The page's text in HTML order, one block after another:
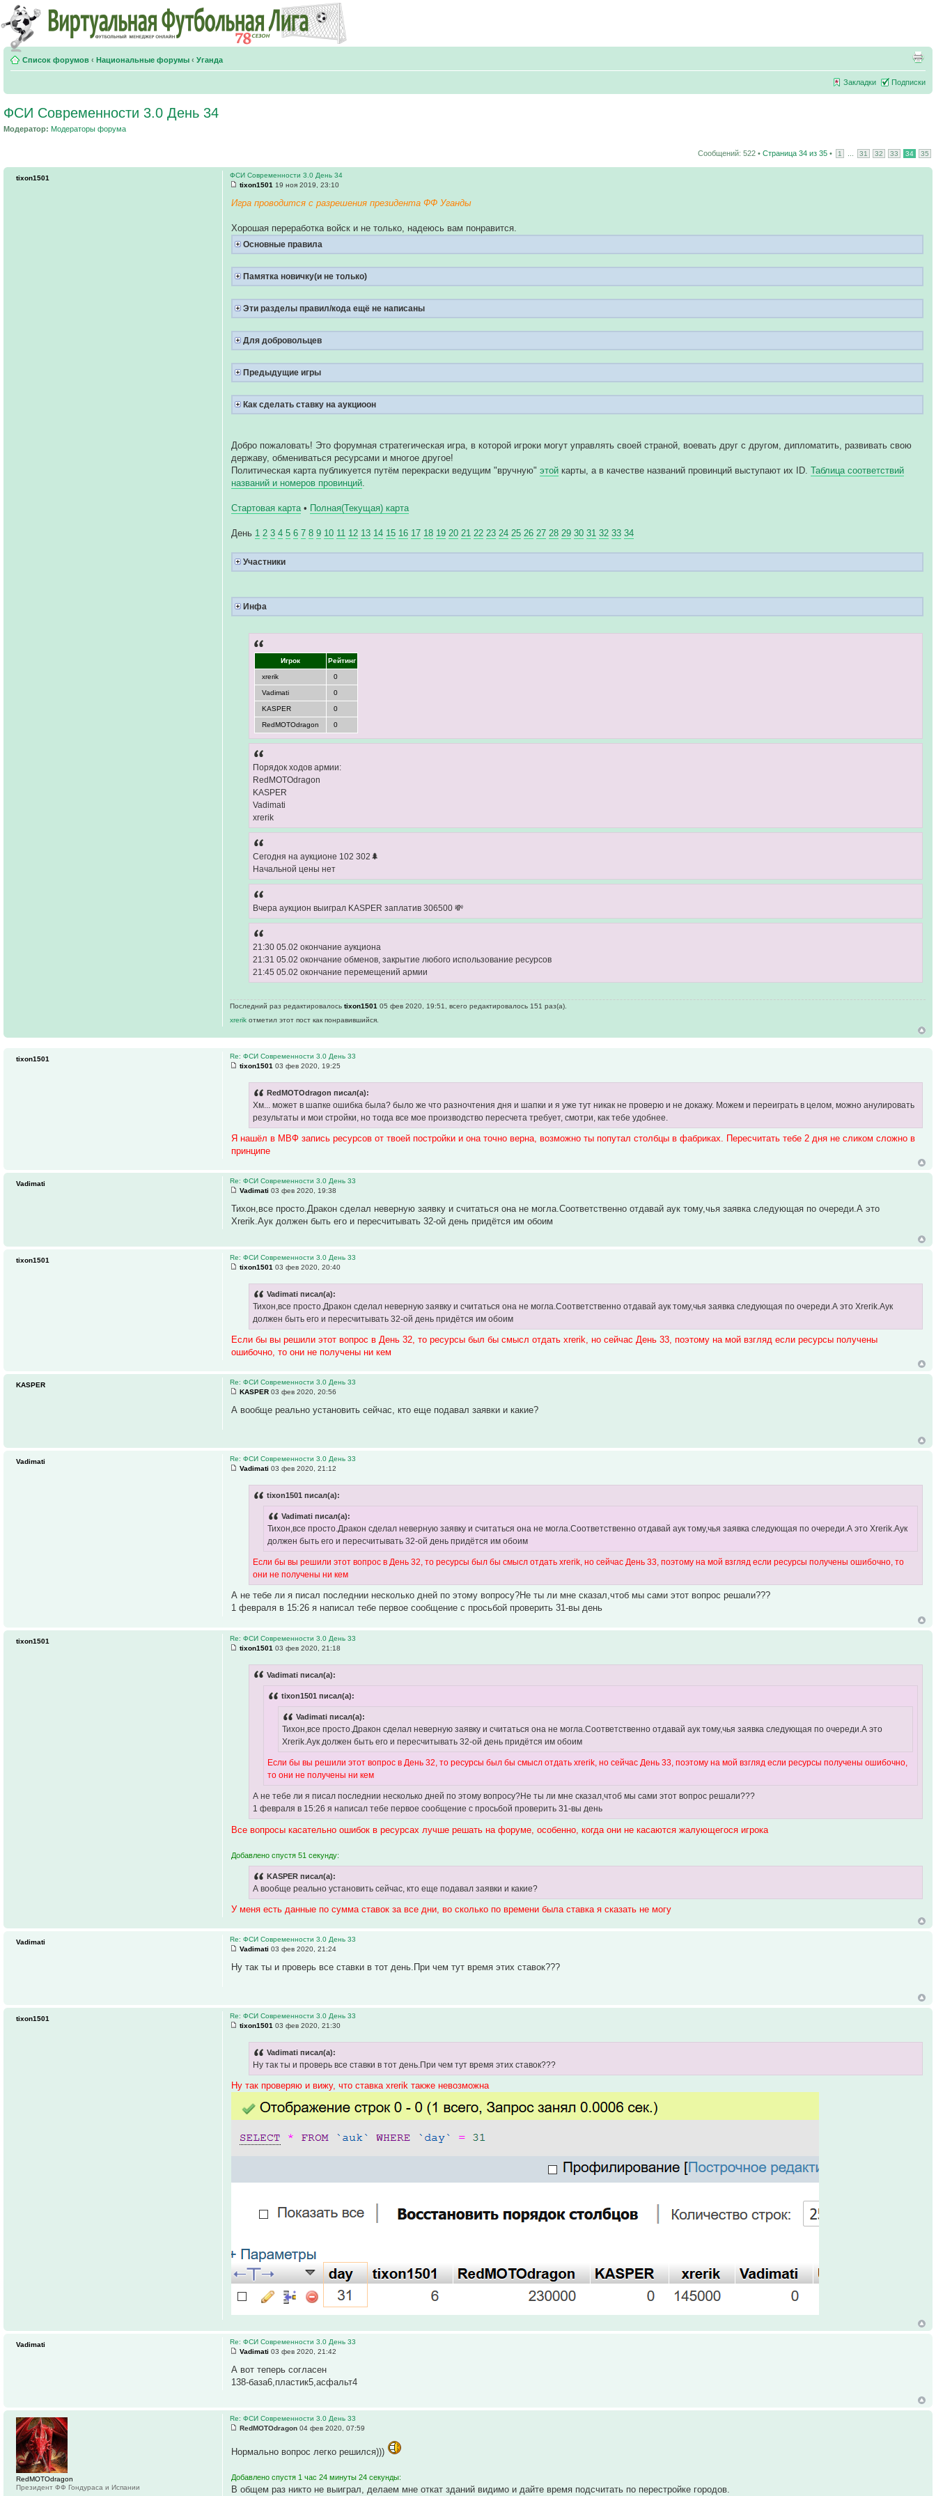
Список форумов ‹ Национальные форумы ‹ Уганда
Закладки Подписки
ФСИ Современности 3.0 День 34
Модератор: Модераторы форума
Сообщений: 522 • Страница 34 из 35 • 1 31 32 33 34 35
ФСИ Современности 3.0 День 34
tixon1501 19 ноя 2019, 23:10
Игра проводится с разрешения президента ФФ Уганды
Хорошая переработка войск и не только, надеюсь вам понравится.
Основные правила
Памятка новичку(и не только)
Эти разделы правил/кода ещё не написаны
Для добровольцев
Предыдущие игры
Как сделать ставку на аукциоон
Добро пожаловать! Это форумная стратегическая игра, в которой игроки могут управлять своей страной, воевать друг с другом, дипломатить, развивать свою
державу, обмениваться ресурсами и многое другое!
Политическая карта публикуется путём перекраски ведущим "вручную"этой карты, а в качестве названий провинций выступают их ID.Таблица соответствий
названий и номеров провинций
Стартовая карта • Полная(Текущая) карта
День 1 2 3 4 5 6 7 8 9 10 11 12 13 14 15 16 17 18 19 20 21 22 23 24 25 26 27 28 29 30 31 32 33 34
Участники
Инфа
Игрок Рейтинг
xrerik 0
Vadimati 0
KASPER 0
RedMOTOdragon 0
Порядок ходов армии:
RedMOTOdragon
KASPER
Vadimati
xrerik
Сегодня на аукционе 102 302🌲
Начальной цены нет
Вчера аукцион выиграл KASPER заплатив 306500 💸
21:30 05.02 окончание аукциона
21:31 05.02 окончание обменов, закрытие любого использование ресурсов
21:45 05.02 окончание перемещений армии
Последний раз редактировалосьtixon1501 05 фев 2020, 19:51, всего редактировалось 151 раз(а).
xrerikотметил этот пост как понравившийся.
tixon1501
Re: ФСИ Современности 3.0 День 33
tixon1501 03 фев 2020, 19:25
RedMOTOdragon писал(а):
Хм... может в шапке ошибка была? было же что разночтения дня и шапки и я уже тут никак не проверю и не докажу. Можем и переиграть в целом, можно анулировать
результаты и мои стройки, но тогда все мое производство пересчета требует, смотри, как тебе удобнее.
Я нашёл в МВФ запись ресурсов от твоей постройки и она точно верна, возможно ты попутал столбцы в фабриках. Пересчитать тебе 2 дня не сликом сложно в
принципе
tixon1501
Re: ФСИ Современности 3.0 День 33
Vadimati 03 фев 2020, 19:38
Тихон,все просто.Дракон сделал неверную заявку и считаться она не могла.Соответственно отдавай аук тому,чья заявка следующая по очереди.А это
Xrerik.Аук должен быть его и пересчитывать 32-ой день придётся им обоим
Vadimati
Re: ФСИ Современности 3.0 День 33
tixon1501 03 фев 2020, 20:40
Vadimati писал(а):
Тихон,все просто.Дракон сделал неверную заявку и считаться она не могла.Соответственно отдавай аук тому,чья заявка следующая по очереди.А это Xrerik.Аук
должен быть его и пересчитывать 32-ой день придётся им обоим
Если бы вы решили этот вопрос в День 32, то ресурсы был бы смысл отдать xrerik, но сейчас День 33, поэтому на мой взгляд если ресурсы получены
ошибочно, то они не получены ни кем
tixon1501
Re: ФСИ Современности 3.0 День 33
KASPER 03 фев 2020, 20:56
А вообще реально установить сейчас, кто еще подавал заявки и какие?
KASPER
Re: ФСИ Современности 3.0 День 33
Vadimati 03 фев 2020, 21:12
tixon1501 писал(а):
Vadimati писал(а):
Тихон,все просто.Дракон сделал неверную заявку и считаться она не могла.Соответственно отдавай аук тому,чья заявка следующая по очереди.А это Xrerik.Аук
должен быть его и пересчитывать 32-ой день придётся им обоим
Если бы вы решили этот вопрос в День 32, то ресурсы был бы смысл отдать xrerik, но сейчас День 33, поэтому на мой взгляд если ресурсы получены ошибочно, то
они не получены ни кем
А не тебе ли я писал последнии несколько дней по этому вопросу?Не ты ли мне сказал,чтоб мы сами этот вопрос решали???
1 февраля в 15:26 я написал тебе первое сообщение с просьбой проверить 31-вы день
Vadimati
Re: ФСИ Современности 3.0 День 33
tixon1501 03 фев 2020, 21:18
Vadimati писал(а):
tixon1501 писал(а):
Vadimati писал(а):
Тихон,все просто.Дракон сделал неверную заявку и считаться она не могла.Соответственно отдавай аук тому,чья заявка следующая по очереди.А это
Xrerik.Аук должен быть его и пересчитывать 32-ой день придётся им обоим
Если бы вы решили этот вопрос в День 32, то ресурсы был бы смысл отдать xrerik, но сейчас День 33, поэтому на мой взгляд если ресурсы получены ошибочно,
то они не получены ни кем
А не тебе ли я писал последнии несколько дней по этому вопросу?Не ты ли мне сказал,чтоб мы сами этот вопрос решали???
1 февраля в 15:26 я написал тебе первое сообщение с просьбой проверить 31-вы день
Все вопросы касательно ошибок в ресурсах лучше решать на форуме, особенно, когда они не касаются жалующегося игрока
Добавлено спустя 51 секунду:
KASPER писал(а):
А вообще реально установить сейчас, кто еще подавал заявки и какие?
У меня есть данные по сумма ставок за все дни, во сколько по времени была ставка я сказать не могу
tixon1501
Re: ФСИ Современности 3.0 День 33
Vadimati 03 фев 2020, 21:24
Ну так ты и проверь все ставки в тот день.При чем тут время этих ставок???
Vadimati
Re: ФСИ Современности 3.0 День 33
tixon1501 03 фев 2020, 21:30
Vadimati писал(а):
Ну так ты и проверь все ставки в тот день.При чем тут время этих ставок???
Ну так проверяю и вижу, что ставка xrerik также невозможна
tixon1501
Re: ФСИ Современности 3.0 День 33
Vadimati 03 фев 2020, 21:42
А вот теперь согласен
138-база6,пластик5,асфальт4
Vadimati
Re: ФСИ Современности 3.0 День 33
RedMOTOdragon 04 фев 2020, 07:59
Нормально вопрос легко решился)))
Добавлено спустя 1 час 24 минуты 24 секунды:
В общем раз никто не выиграл, делаем мне откат зданий видимо и дайте время подсчитать по перестройке городов.
RedMOTOdragon
Президент ФФ Гондураса и Испании